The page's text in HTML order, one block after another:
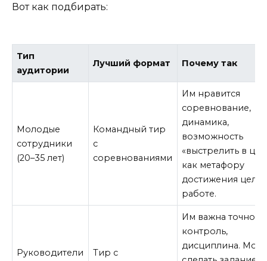
Вот как подбирать:
Тип
аудитории
Лучший формат Почему так
Молодые
сотрудники
(20–35 лет)
Командный тир
с
соревнованиями
Им нравится
соревнование,
динамика,
возможность
«выстрелить в
как метафору
достижения цели
работе.
Руководители
Тир с
Им важна
контроль,
дисциплина.